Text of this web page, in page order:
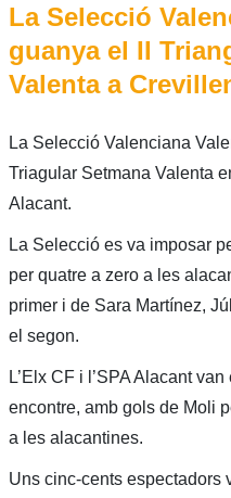
La Selecció
guanya el II
Valenta a
La Selecció Valenciana
Triagular Setmana Valenta
Alacant.
La Selecció es va imposar
per quatre a zero a les
primer i de Sara Martínez,
el segon.
L’Elx CF i l’SPA Alacant
encontre, amb gols de Moli
a les alacantines.
Uns cinc-cents espectadors